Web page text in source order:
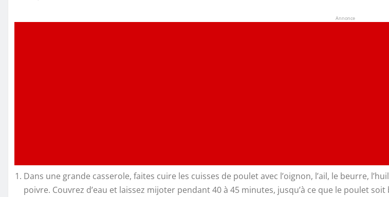
Annonce
Dans une grande casserole, faites cuire les cuisses de poulet avec l’oignon, l’ail, le beurre,
poivre. Couvrez d’eau et laissez mijoter pendant 40 à 45 minutes, jusqu’à ce que le poulet